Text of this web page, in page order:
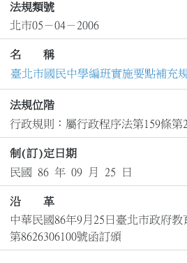
法規類號
北市05－04－2006
名 稱
臺北市國民中學編班實施要點補充
法規位階
行政規則：屬行政程序法第159條第
制(訂)定日期
民國 86 年 09 月 25 日
沿 革
中華民國86年9月25日臺北市政府
第8626306100號函訂頒